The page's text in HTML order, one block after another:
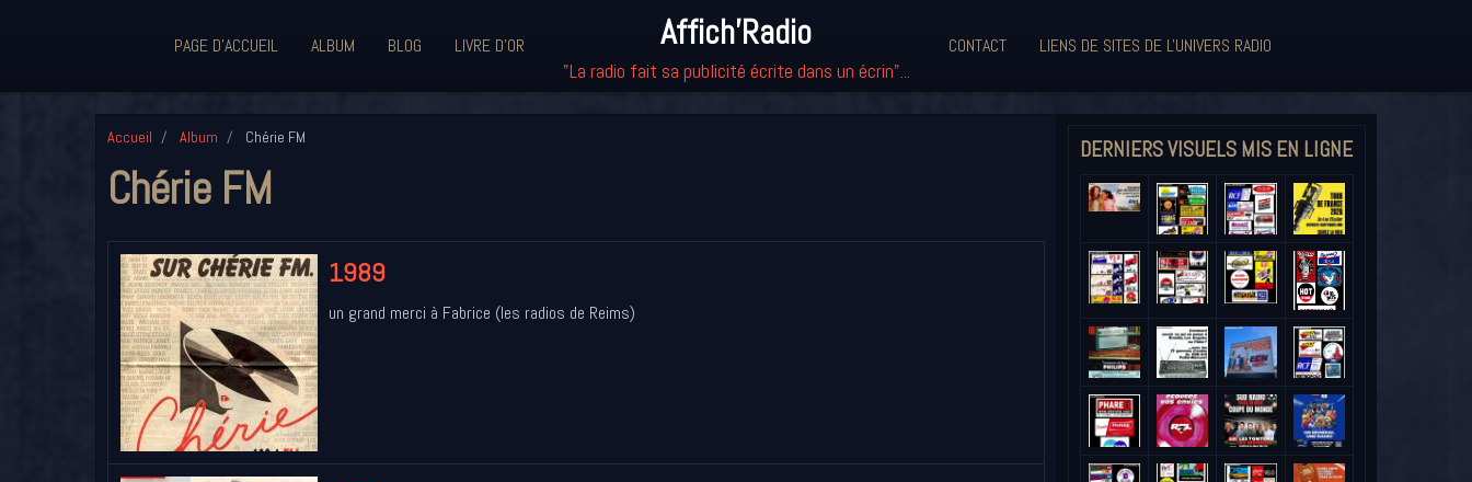
PAGE D'ACCUEIL ALBUM BLOG LIVRE D'OR Affich'Radio
"La radio fait sa publicité écrite dans un écrin"...
CONTACT LIENS DE SITES DE L'UNIVERS RADIO
Accueil Album Chérie FM
Chérie FM
1989
un grand merci à Fabrice (les radios de Reims)
DERNIERS VISUELS MIS EN LIGNE